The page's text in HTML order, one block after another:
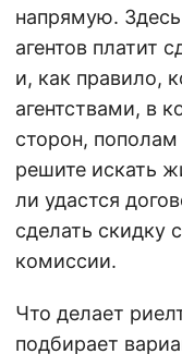
напрямую. Здесь
агентов платит
и, как правило,
агентствами, в
сторон,
решите искать
ли удастся
сделать скидку
комиссии.
Что делает
подбирает